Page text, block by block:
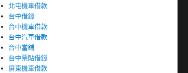
北屯機車借款
台中借錢
台中機車借款
台中汽車借款
台中當鋪
台中票貼借錢
屏東機車借款